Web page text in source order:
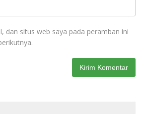
dan situs web saya pada peramban ini